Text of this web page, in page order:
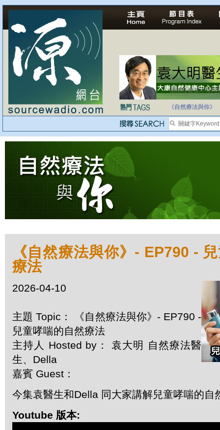
法治社會並不等同
《自然療法與你》
《自然療法與你》- EP790 -
療法
2026-04-10
主題 Topic： 《自然療法與你》- EP790 -
兒童哮喘的自然療法
主持人 Hosted by： 袁大明 自然療法醫
生、Della
嘉賓 Guest：
今集袁醫生和Della 同大家講解兒童哮喘的自
Youtube 版本: